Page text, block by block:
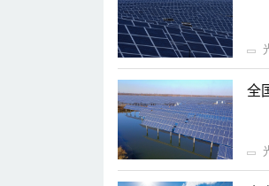
全